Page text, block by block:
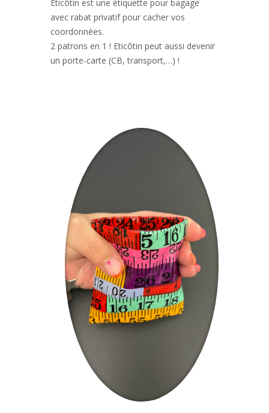
Éticôtin est une étiquette pour bagage
avec rabat privatif pour cacher vos
coordonnées.
2 patrons en 1 ! Eticôtin peut aussi devenir
un porte-carte (CB, transport,…) !